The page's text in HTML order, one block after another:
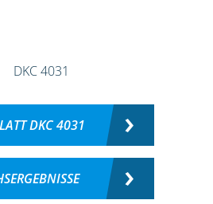
DKC 4031